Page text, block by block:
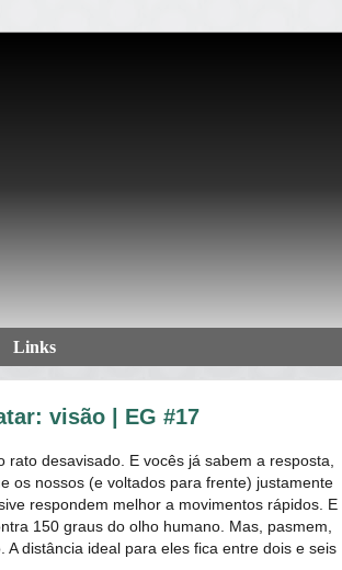
Links
visão | EG #17
desavisado. E vocês já sabem a resposta,
os nossos (e voltados para frente) justamente
respondem melhor a movimentos rápidos. E
150 graus do olho humano. Mas, pasmem,
distância ideal para eles fica entre dois e seis